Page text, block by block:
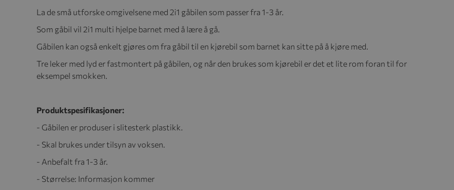
La de små utforske omgivelsene med 2i1 gåbilen som passer fra 1-3 år.
Som gåbil vil 2i1 multi hjelpe barnet med å lære å gå.
Gåbilen kan også enkelt gjøres om fra gåbil til en kjørebil som barnet kan sitte på å kjøre med.
Tre leker med lyd er fastmontert på gåbilen, og når den brukes som kjørebil er det et lite rom foran til for
eksempel smokken.
Produktspesifikasjoner:
- Gåbilen er produser i slitesterk plastikk.
- Skal brukes under tilsyn av voksen.
- Anbefalt fra 1-3 år.
- Størrelse: Informasjon kommer